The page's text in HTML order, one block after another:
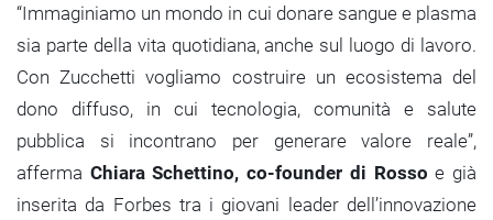
“Immaginiamo un mondo in cui donare sangue e plasma
sia parte della vita quotidiana, anche sul luogo di lavoro.
Con Zucchetti vogliamo costruire un ecosistema del
dono diffuso, in cui tecnologia, comunità e salute
pubblica si incontrano per generare valore reale”,
afferma Chiara Schettino, co-founder di Rosso e già
inserita da Forbes tra i giovani leader dell’innovazione